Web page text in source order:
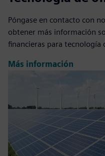
Tecnología de
Póngase en contacto con
obtener más información